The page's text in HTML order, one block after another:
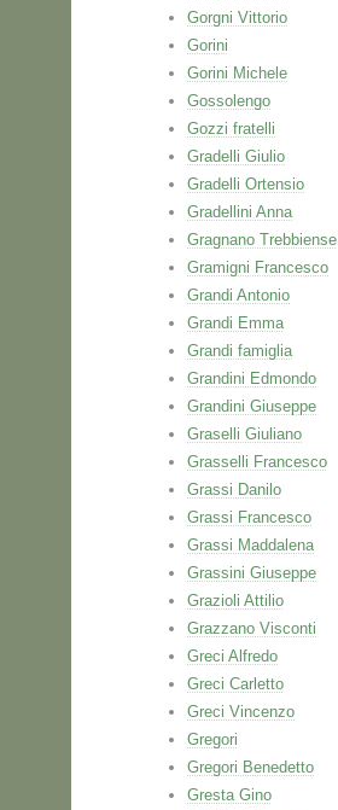
Gorgni Vittorio
Gorini
Gorini Michele
Gossolengo
Gozzi fratelli
Gradelli Giulio
Gradelli Ortensio
Gradellini Anna
Gragnano Trebbiense
Gramigni Francesco
Grandi Antonio
Grandi Emma
Grandi famiglia
Grandini Edmondo
Grandini Giuseppe
Graselli Giuliano
Grasselli Francesco
Grassi Danilo
Grassi Francesco
Grassi Maddalena
Grassini Giuseppe
Grazioli Attilio
Grazzano Visconti
Greci Alfredo
Greci Carletto
Greci Vincenzo
Gregori
Gregori Benedetto
Gresta Gino